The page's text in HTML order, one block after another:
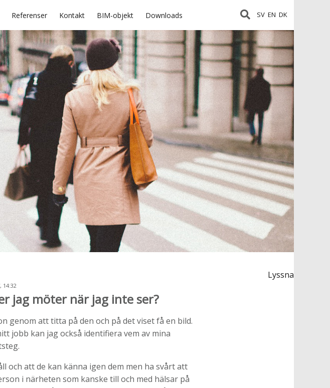
Referenser Kontakt BIM-objekt Downloads SV EN DK
Lyssna
14:32
jag möter när jag inte ser?
genom att titta på den och på det viset få en bild.
jobb kan jag också identifiera vem av mina
och att de kan känna igen dem men ha svårt att
i närheten som kanske till och med hälsar på